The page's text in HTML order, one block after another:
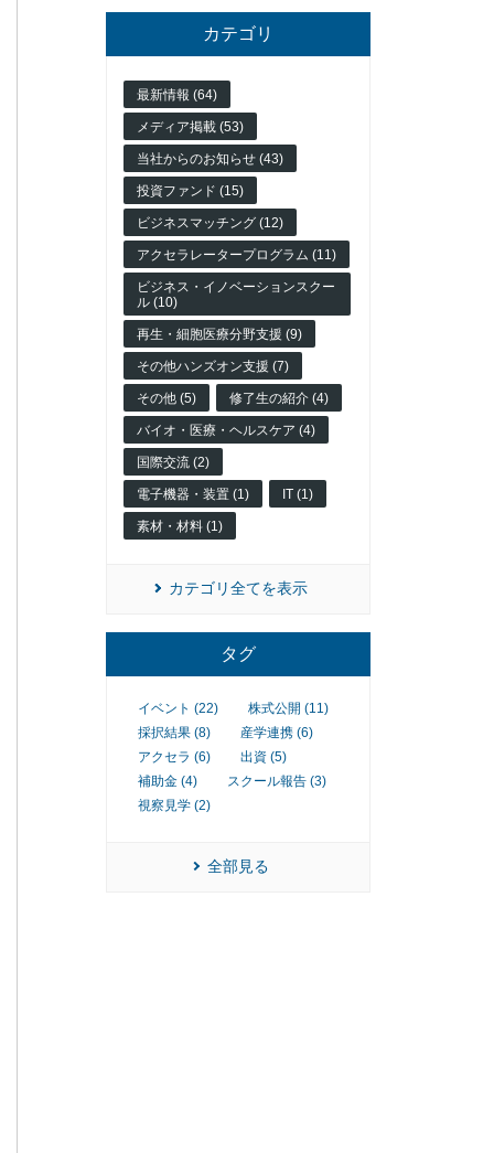
カテゴリ
最新情報 (64)
メディア掲載 (53)
当社からのお知らせ (43)
投資ファンド (15)
ビジネスマッチング (12)
アクセラレータープログラム (11)
ビジネス・イノベーションスクー
ル (10)
再生・細胞医療分野支援 (9)
その他ハンズオン支援 (7)
その他 (5) 修了生の紹介 (4)
バイオ・医療・ヘルスケア (4)
国際交流 (2)
電子機器・装置 (1) IT (1)
素材・材料 (1)
カテゴリ全てを表示
タグ
イベント (22)
株式公開 (11)
採択結果 (8)
産学連携 (6)
アクセラ (6)
出資 (5)
補助金 (4)
スクール報告 (3)
視察見学 (2)
全部見る